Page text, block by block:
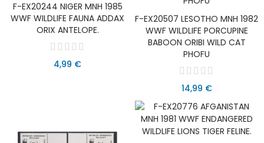
AÑADIR AL CARRITO
F-EX20244 NIGER MNH 1985
WWF WILDLIFE FAUNA ADDAX
ORIX ANTELOPE.
4,99 €
AÑADIR AL CARRITO
F-EX20507 LESOTHO MNH 1982
WWF WILDLIFE PORCUPINE
BABOON ORIBI WILD CAT
PHOFU
14,99 €